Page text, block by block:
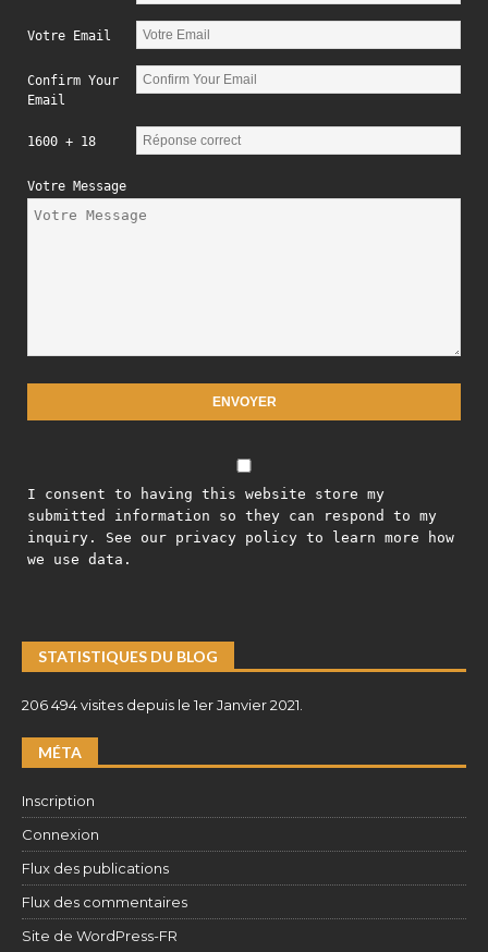
Votre Email
Confirm Your
Email
1600 + 18
Votre Message
I consent to having this website store my
submitted information so they can respond to my
inquiry. See our privacy policy to learn more how
we use data.
STATISTIQUES DU BLOG
206 494 visites depuis le 1er Janvier 2021.
MÉTA
Inscription
Connexion
Flux des publications
Flux des commentaires
Site de WordPress-FR